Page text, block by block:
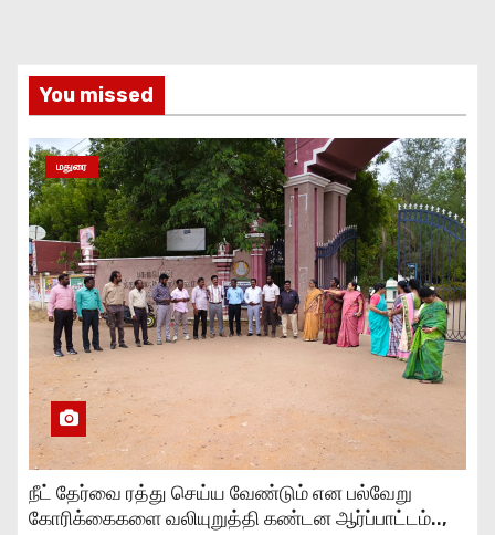
You missed
மதுரை
நீட் தேர்வை ரத்து செய்ய வேண்டும் என பல்வேறு
கோரிக்கைகளை வலியுறுத்தி கண்டன ஆர்ப்பாட்டம்..,